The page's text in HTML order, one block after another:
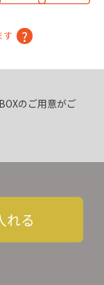
す
のご用意がご
れる